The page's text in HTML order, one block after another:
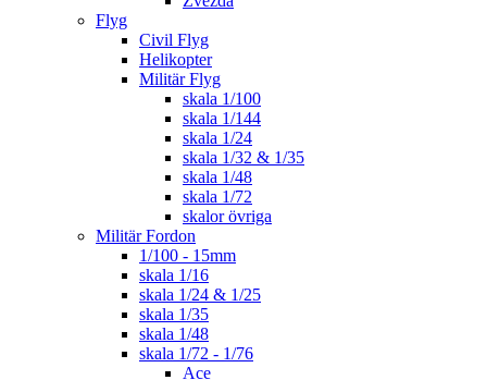
Flyg
Civil Flyg
Helikopter
Militär Flyg
skala 1/100
skala 1/144
skala 1/24
skala 1/32 & 1/35
skala 1/48
skala 1/72
skalor övriga
Militär Fordon
1/100 - 15mm
skala 1/16
skala 1/24 & 1/25
skala 1/35
skala 1/48
skala 1/72 - 1/76
Ace